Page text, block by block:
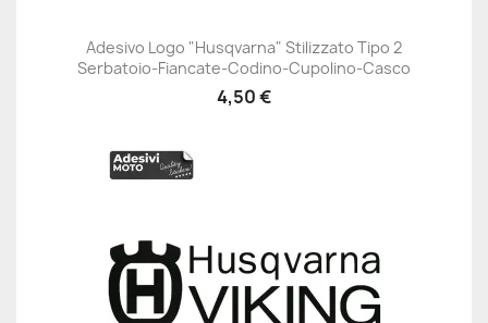
Adesivo Logo "Husqvarna" Stilizzato Tipo 2
Serbatoio-Fiancate-Codino-Cupolino-Casco
4,50 €